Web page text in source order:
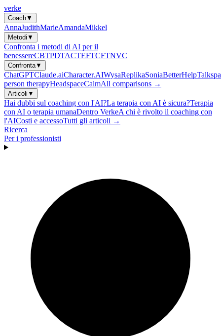
verke
Coach▼
AnnaJudithMarieAmandaMikkel
Metodi ▼
Confronta i metodi di AI per il
benessereCBTPDTACTEFTCFTNVC
Confronta▼
ChatGPTClaude.aiCharacter.AIWysaReplikaSoniaBetterHelp
person therapyHeadspaceCalmAll comparisons →
Articoli ▼
Hai dubbi sul coaching con l'AI?La terapia con AI è sicura?Terapia
con AI o terapia umanaDentro VerkeA chi è rivolto il coaching con
l'AICosti e accessoTutti gli articoli →
Ricerca
Per i professionisti